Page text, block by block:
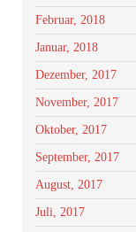
Februar, 2018
Januar, 2018
Dezember, 2017
November, 2017
Oktober, 2017
September, 2017
August, 2017
Juli, 2017